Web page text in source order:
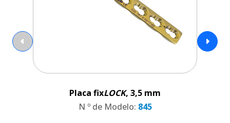
Placa fixLOCK, 3,5 mm
N º de Modelo: 845